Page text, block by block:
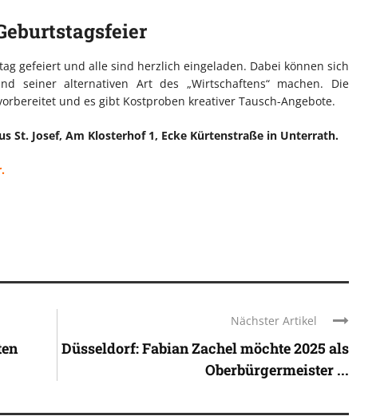
gefeiert und alle sind herzlich eingeladen. Dabei können sich
seiner alternativen Art des „Wirtschaftens“ machen. Die
und es gibt Kostproben kreativer Tausch-Angebote.
St. Josef, Am Klosterhof 1, Ecke Kürtenstraße in Unterrath.
Nächster Artikel
Düsseldorf: Fabian Zachel möchte 2025 als
Oberbürgermeister ...